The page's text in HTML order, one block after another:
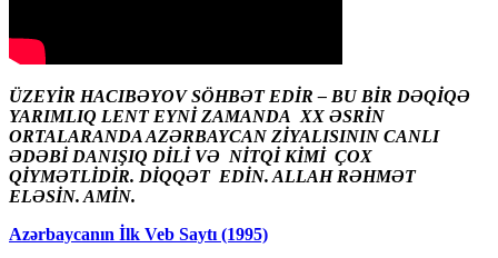
ÜZEYİR HACIBƏYOV SÖHBƏT EDİR – BU BİR DƏQİQƏ
YARIMLIQ LENT EYNİ ZAMANDA XX ƏSRİN
ORTALARANDA AZƏRBAYCAN ZİYALISININ CANLI
ƏDƏBİ DANIŞIQ DİLİ VƏ NİTQİ KİMİ ÇOX
QİYMƏTLİDİR. DİQQƏT EDİN. ALLAH RƏHMƏT
ELƏSİN. AMİN.
Azərbaycanın İlk Veb Saytı (1995)